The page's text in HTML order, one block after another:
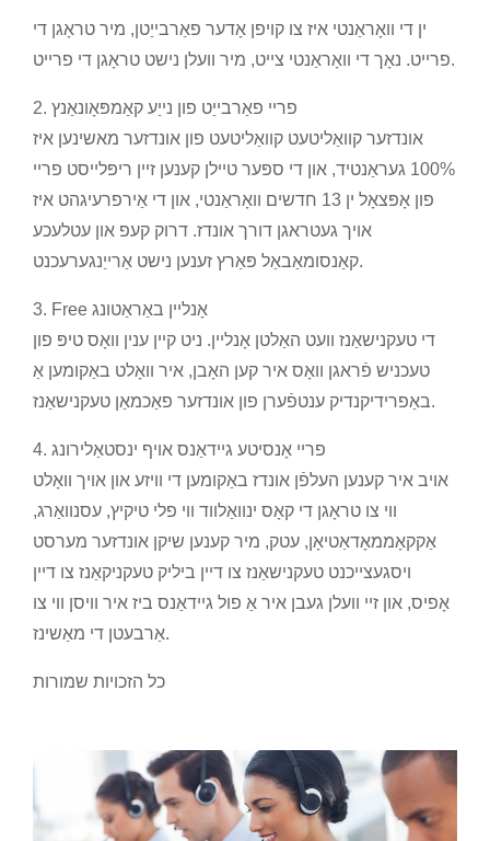
ין די וואָראַנטי איז צו קויפן אָדער פאַרבייַטן, מיר טראָגן די
פרייט. נאָך די וואָראַנטי צייט, מיר וועלן נישט טראָגן די פרייט.
2. פריי פאַרבייַט פון נייַע קאַמפּאָונאַנץ
אונדזער קוואַליטעט קוואַליטעט פון אונדזער מאשינען איז
100% געראַנטיד, און די ספּער טיילן קענען זיין ריפּלייסט פריי
פון אָפּצאָל ין 13 חדשים וואָראַנטי, און די אַירפרעיגהט איז
אויך געטראגן דורך אונדז. דרוק קעפ און עטלעכע
קאַנסומאַבאַל פּאַרץ זענען נישט אַרייַנגערעכנט.
3. Free אָנליין באַראַטונג
די טעקנישאַנז וועט האַלטן אָנליין. ניט קיין ענין וואָס טיפּ פון
טעכניש פֿראגן וואָס איר קען האָבן, איר וואָלט באַקומען אַ
באַפרידיקנדיק ענטפֿערן פון אונדזער פאַכמאַן טעקנישאַנז.
4. פריי אָנסיטע גיידאַנס אויף ינסטאַלירונג
אויב איר קענען העלפֿן אונדז באַקומען די וויזע און אויך וואָלט
ווי צו טראָגן די קאָס ינוואַלווד ווי פלי טיקיץ, עסנוואַרג,
אַקקאָממאָדאַטיאָן, עטק, מיר קענען שיקן אונדזער מערסט
ויסגעצייכנט טעקנישאַנז צו דיין ביליק טעקניקאַנז צו דיין
אָפיס, און זיי וועלן געבן איר אַ פול גיידאַנס ביז איר וויסן ווי צו
אַרבעטן די מאַשינז.
כל הזכויות שמורות